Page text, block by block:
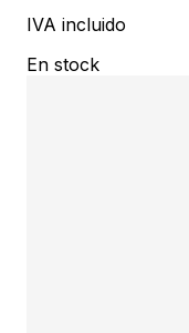
IVA incluido
En stock